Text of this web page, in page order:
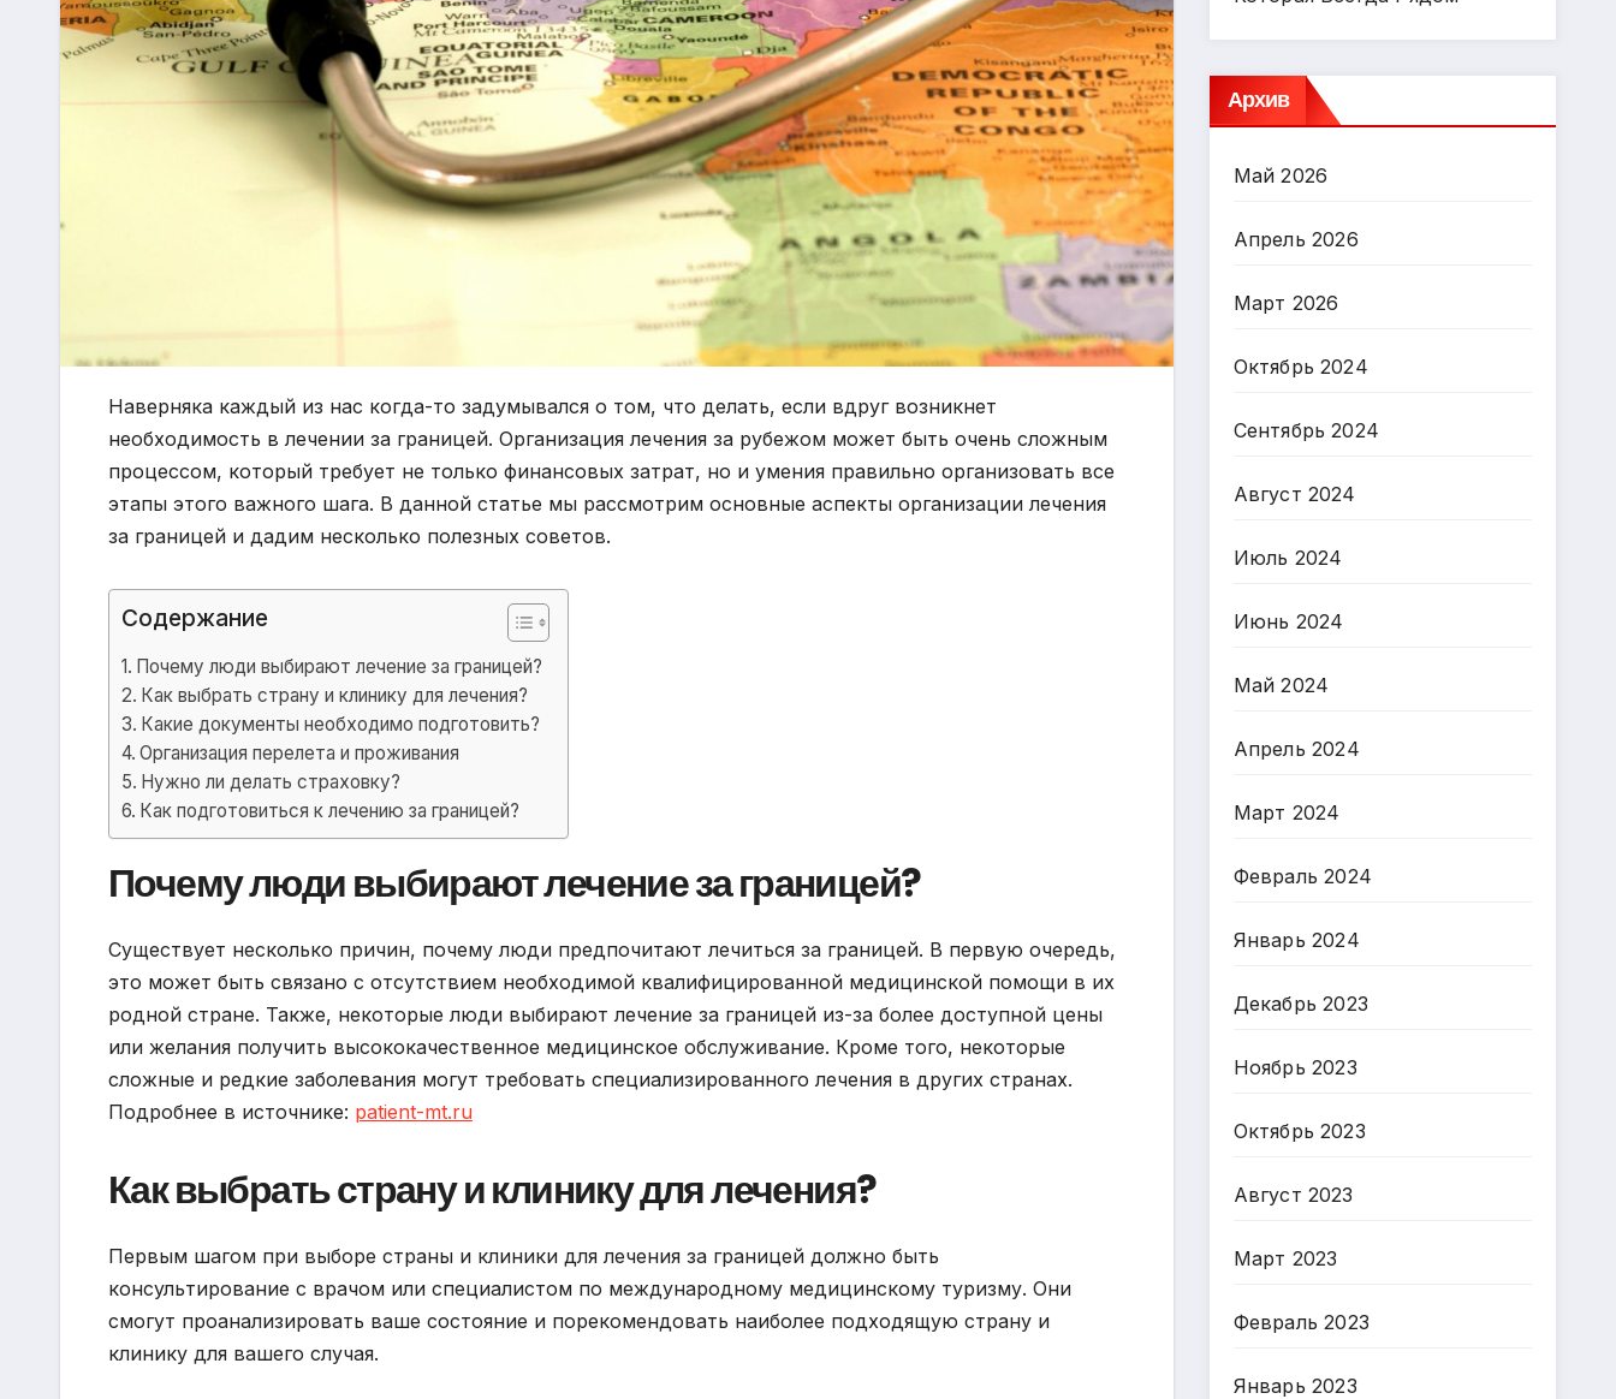
Наверняка каждый из нас когда-то задумывался о том, что делать, если вдруг возникнет
необходимость в лечении за границей. Организация лечения за рубежом может быть очень сложным
процессом, который требует не только финансовых затрат, но и умения правильно организовать все
этапы этого важного шага. В данной статье мы рассмотрим основные аспекты организации лечения
за границей и дадим несколько полезных советов.
Содержание
Почему люди выбирают лечение за границей?
Как выбрать страну и клинику для лечения?
Какие документы необходимо подготовить?
Организация перелета и проживания
Нужно ли делать страховку?
Как подготовиться к лечению за границей?
Почему люди выбирают лечение за границей?
Существует несколько причин, почему люди предпочитают лечиться за границей. В первую очередь,
это может быть связано с отсутствием необходимой квалифицированной медицинской помощи в их
родной стране. Также, некоторые люди выбирают лечение за границей из-за более доступной цены
или желания получить высококачественное медицинское обслуживание. Кроме того, некоторые
сложные и редкие заболевания могут требовать специализированного лечения в других странах.
Подробнее в источнике: patient-mt.ru
Как выбрать страну и клинику для лечения?
Первым шагом при выборе страны и клиники для лечения за границей должно быть
консультирование с врачом или специалистом по международному медицинскому туризму. Они
смогут проанализировать ваше состояние и порекомендовать наиболее подходящую страну и
клинику для вашего случая.
Архив
Май 2026
Апрель 2026
Март 2026
Октябрь 2024
Сентябрь 2024
Август 2024
Июль 2024
Июнь 2024
Май 2024
Апрель 2024
Март 2024
Февраль 2024
Январь 2024
Декабрь 2023
Ноябрь 2023
Октябрь 2023
Август 2023
Март 2023
Февраль 2023
Январь 2023